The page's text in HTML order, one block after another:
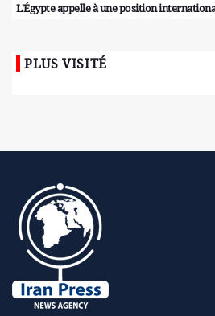
L'Égypte appelle à une position
PLUS VISITÉ